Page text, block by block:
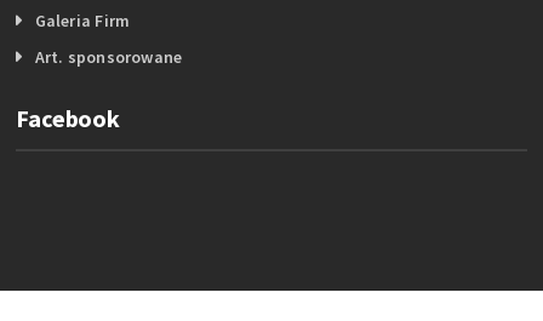
Galeria Firm
Art. sponsorowane
Facebook